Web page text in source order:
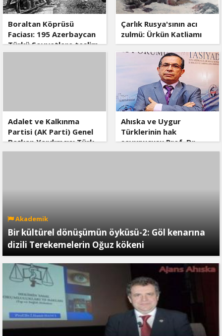
Boraltan Köprüsü
Faciası: 195 Azerbaycan
Türkü Sovyetlere teslim
edildi, kurşuna dizildi
Çarlık Rusya'sının acı
zulmü: Ürkün Katliamı
Adalet ve Kalkınma
Partisi (AK Parti) Genel
Başkan Yardımcısı Türk
Akademisi’ni Ziyaret Etti
Ahıska ve Uygur
Türklerinin hak
savunucusu Prof. Dr.
İlyas Doğan vefat etti
Akademik
Bir kültürel dönüşümün öyküsü-2: Göl kenarına
dizili Terekemelerin Oğuz kökeni